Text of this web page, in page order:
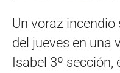
Un voraz incendio
del jueves en una
Isabel 3º sección,